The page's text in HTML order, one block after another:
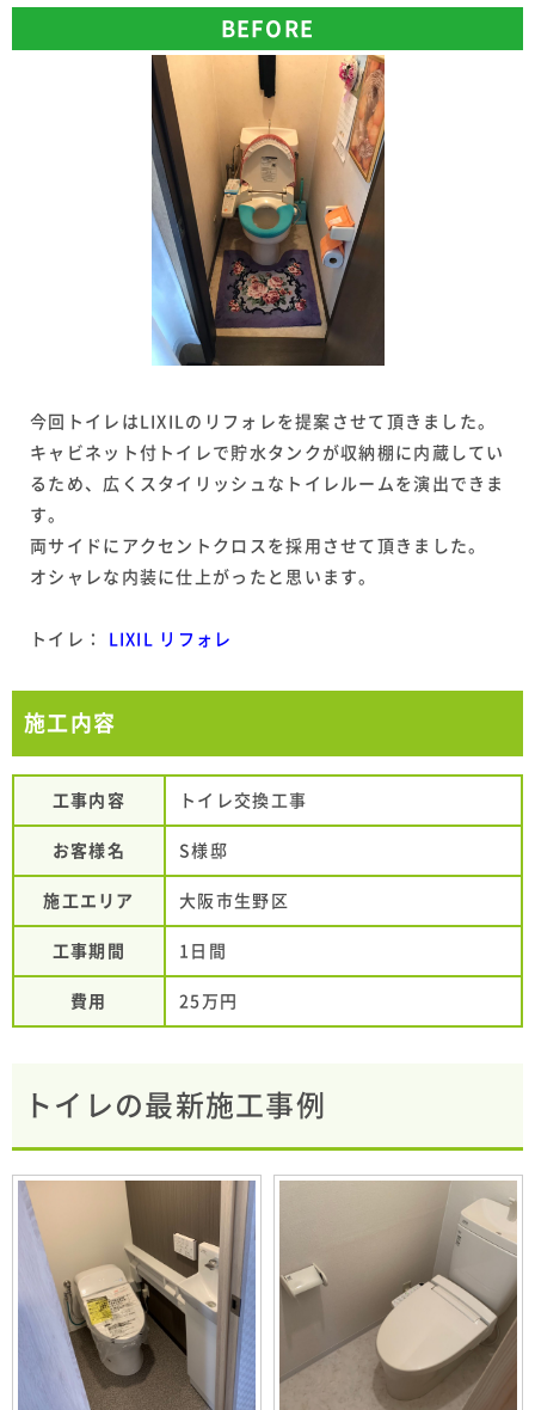
BEFORE
今回トイレはLIXILのリフォレを提案させて頂きました。
キャビネット付トイレで貯水タンクが収納棚に内蔵してい
るため、広くスタイリッシュなトイレルームを演出できま
す。
両サイドにアクセントクロスを採用させて頂きました。
オシャレな内装に仕上がったと思います。
トイレ： LIXIL リフォレ
施工内容
工事内容 トイレ交換工事
お客様名 S様邸
施工エリア 大阪市生野区
工事期間 1日間
費用 25万円
トイレの最新施工事例